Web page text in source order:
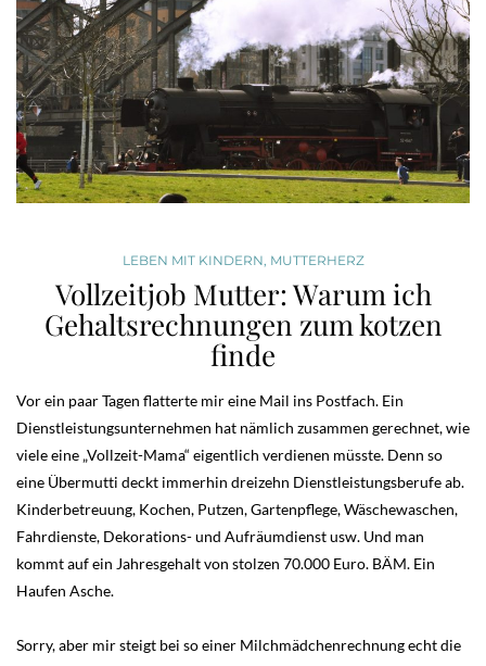
LEBEN MIT KINDERN, MUTTERHERZ
Vollzeitjob Mutter: Warum ich
Gehaltsrechnungen zum kotzen
finde
Vor ein paar Tagen flatterte mir eine Mail ins Postfach. Ein
Dienstleistungsunternehmen hat nämlich zusammen gerechnet, wie
viele eine „Vollzeit-Mama“ eigentlich verdienen müsste. Denn so
eine Übermutti deckt immerhin dreizehn Dienstleistungsberufe ab.
Kinderbetreuung, Kochen, Putzen, Gartenpflege, Wäschewaschen,
Fahrdienste, Dekorations- und Aufräumdienst usw. Und man
kommt auf ein Jahresgehalt von stolzen 70.000 Euro. BÄM. Ein
Haufen Asche.
Sorry, aber mir steigt bei so einer Milchmädchenrechnung echt die